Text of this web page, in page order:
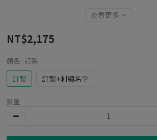
查看更多
NT$2,175
顏色 : 訂製
訂製 訂製+刺繡名字
數量